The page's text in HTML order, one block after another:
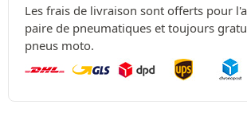
Les frais de livraison sont offerts pour
paire de pneumatiques et toujours
pneus moto.